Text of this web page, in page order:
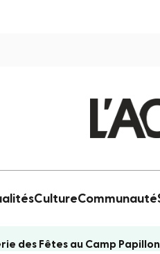
CultureCommunauté
des Fêtes au Camp Papillon